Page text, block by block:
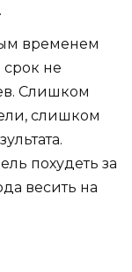
временем
не
Слишком
слишком
похудеть за
весить на